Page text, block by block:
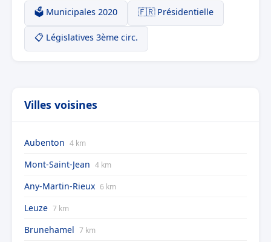
🗳️ Municipales 2020 🇫🇷 Présidentielle
📋 Législatives 3ème circ.
Villes voisines
Aubenton 4 km
Mont-Saint-Jean 4 km
Any-Martin-Rieux 6 km
Leuze 7 km
Brunehamel 7 km